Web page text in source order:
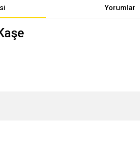
Yorumlar
bilgiler bulunuyor.